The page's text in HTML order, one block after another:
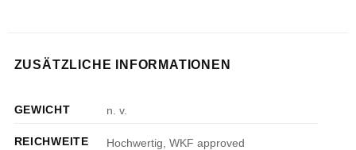
ZUSÄTZLICHE INFORMATIONEN
GEWICHT n. v.
REICHWEITE Hochwertig, WKF approved